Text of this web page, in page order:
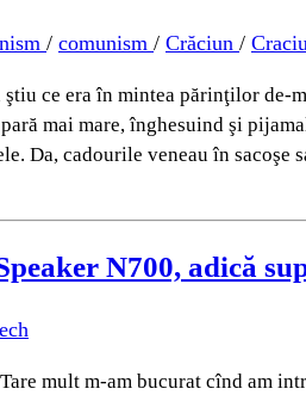
/ comunism / Crăciun /
ce era în mintea părinţilor
mai mare, înghesuind şi
Da, cadourile veneau în
N700, adică
mult m-am bucurat cînd am